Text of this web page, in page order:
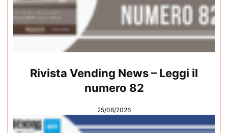
Rivista Vending News – Leggi il
numero 82
25/06/2026